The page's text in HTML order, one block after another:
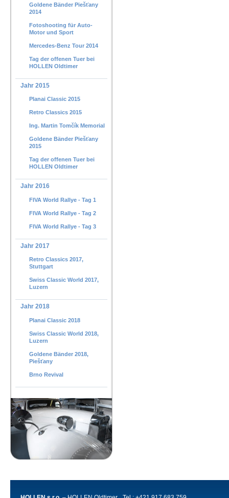
Goldene Bänder Piešťany
2014
Fotoshooting für Auto-
Motor und Sport
Mercedes-Benz Tour 2014
Tag der offenen Tuer bei
HOLLEN Oldtimer
Jahr 2015
Planai Classic 2015
Retro Classics 2015
Ing. Martin Tomčík Memorial
Goldene Bänder Piešťany
2015
Tag der offenen Tuer bei
HOLLEN Oldtimer
Jahr 2016
FIVA World Rallye - Tag 1
FIVA World Rallye - Tag 2
FIVA World Rallye - Tag 3
Jahr 2017
Retro Classics 2017,
Stuttgart
Swiss Classic World 2017,
Luzern
Jahr 2018
Planai Classic 2018
Swiss Classic World 2018,
Luzern
Goldene Bänder 2018,
Piešťany
Brno Revival